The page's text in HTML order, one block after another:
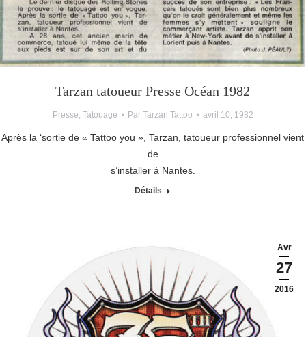
Tarzan tatoueur Presse Océan 1982
Presse Tatouage Par Tarzan Tattoo avril 10, 1982
Après la ‘sortie de « Tattoo you », Tarzan, tatoueur professionnel vient
de
s’installer à Nantes.
Détails
Avr
27
2016